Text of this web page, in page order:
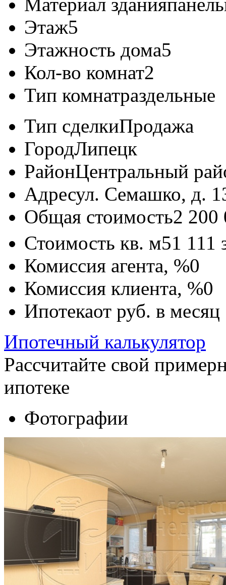
Этаж5
Этажность дома5
Кол-во комнат2
Тип комнатраздельные
Тип сделкиПродажа
ГородЛипецк
РайонЦентральный
Адресул. Семашко, д.
Общая стоимость2 200
Стоимость кв. м51 111
Комиссия агента, %0
Комиссия клиента, %0
Ипотекаот руб. в месяц
Ипотечный калькулятор
Рассчитайте свой
ипотеке
Фотографии